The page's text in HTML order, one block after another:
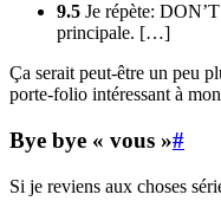
9.5 Je répète:
principale. […]
Ça serait peut-être un peu
porte-folio intéressant à
Bye bye « vous »#
Si je reviens aux choses